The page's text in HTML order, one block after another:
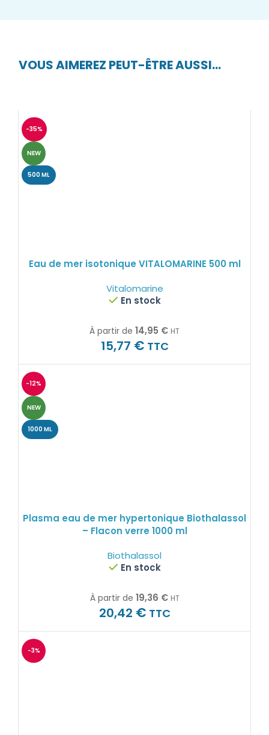
VOUS AIMEREZ PEUT-ÊTRE AUSSI…
-35%
NEW
500 ML
Eau de mer isotonique VITALOMARINE 500 ml
Vitalomarine
En stock
À partir de 14,95 € HT
15,77 € TTC
-12%
NEW
1000 ML
Plasma eau de mer hypertonique Biothalassol
– Flacon verre 1000 ml
Biothalassol
En stock
À partir de 19,36 € HT
20,42 € TTC
-3%